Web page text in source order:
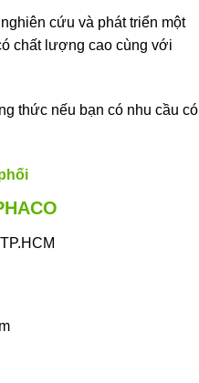
cứu và phát triển một
chất lượng cao cùng với
thức nếu bạn có nhu cầu có